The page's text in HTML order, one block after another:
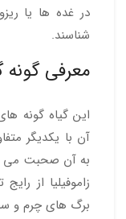
در غده ها یا
شناسند.
معرفی گونه
این گیاه گونه
آن با یکدیگر
به آن صحبت می
زاموفیلیا از
برگ های چرم و